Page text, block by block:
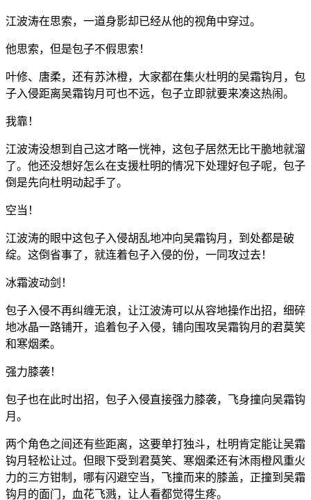
江波涛在思索，一道身影却已经从他的视角中穿过。
他思索，但是包子不假思索！
叶修、唐柔，还有苏沐橙，大家都在集火杜明的吴霜钩月，包
子入侵距离吴霜钩月可也不远，包子立即就要来凑这热闹。
我靠！
江波涛没想到自己这才略一恍神，这包子居然无比干脆地就溜
了。他还没想好怎么在支援杜明的情况下处理好包子呢，包子
倒是先向杜明动起手了。
空当！
江波涛的眼中这包子入侵胡乱地冲向吴霜钩月，到处都是破
绽。这倒省事了，就连着包子入侵的份，一同攻过去！
冰霜波动剑！
包子入侵不再纠缠无浪，让江波涛可以从容地操作出招，细碎
地冰晶一路铺开，追着包子入侵，铺向围攻吴霜钩月的君莫笑
和寒烟柔。
强力膝袭！
包子也在此时出招，包子入侵直接强力膝袭，飞身撞向吴霜钩
月。
两个角色之间还有些距离，这要单打独斗，杜明肯定能让吴霜
钩月轻松让过。但眼下受到君莫笑、寒烟柔还有沐雨橙风重火
力的三方钳制，哪有闪避空当，飞撞而来的膝盖，正撞到吴霜
钩月的面门，血花飞溅，让人看都觉得生疼。